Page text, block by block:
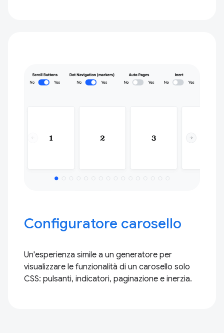
Configuratore carosello
Un'esperienza simile a un generatore per
visualizzare le funzionalità di un carosello solo
CSS: pulsanti, indicatori, paginazione e inerzia.